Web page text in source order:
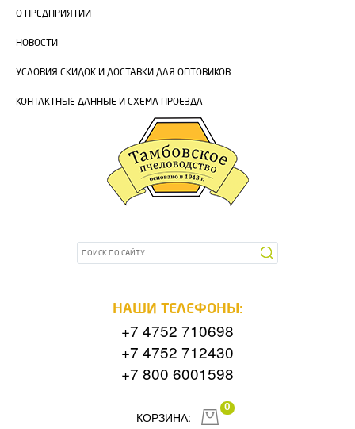
О ПРЕДПРИЯТИИ
НОВОСТИ
УСЛОВИЯ СКИДОК И ДОСТАВКИ ДЛЯ ОПТОВИКОВ
КОНТАКТНЫЕ ДАННЫЕ И СХЕМА ПРОЕЗДА
НАШИ ТЕЛЕФОНЫ:
+7 4752 710698
+7 4752 712430
+7 800 6001598
КОРЗИНА:
0